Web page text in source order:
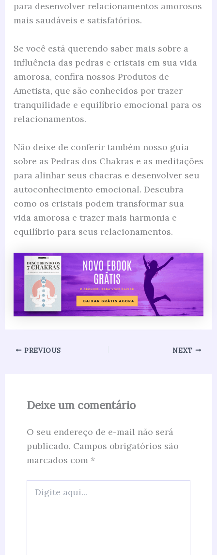
para desenvolver relacionamentos amorosos
mais saudáveis e satisfatórios.
Se você está querendo saber mais sobre a
influência das pedras e cristais em sua vida
amorosa, confira nossos Produtos de
Ametista, que são conhecidos por trazer
tranquilidade e equilíbrio emocional para os
relacionamentos.
Não deixe de conferir também nosso guia
sobre as Pedras dos Chakras e as meditações
para alinhar seus chacras e desenvolver seu
autoconhecimento emocional. Descubra
como os cristais podem transformar sua
vida amorosa e trazer mais harmonia e
equilíbrio para seus relacionamentos.
PREVIOUS NEXT
Deixe um comentário
O seu endereço de e-mail não será
publicado. Campos obrigatórios são
marcados com *
aqui...